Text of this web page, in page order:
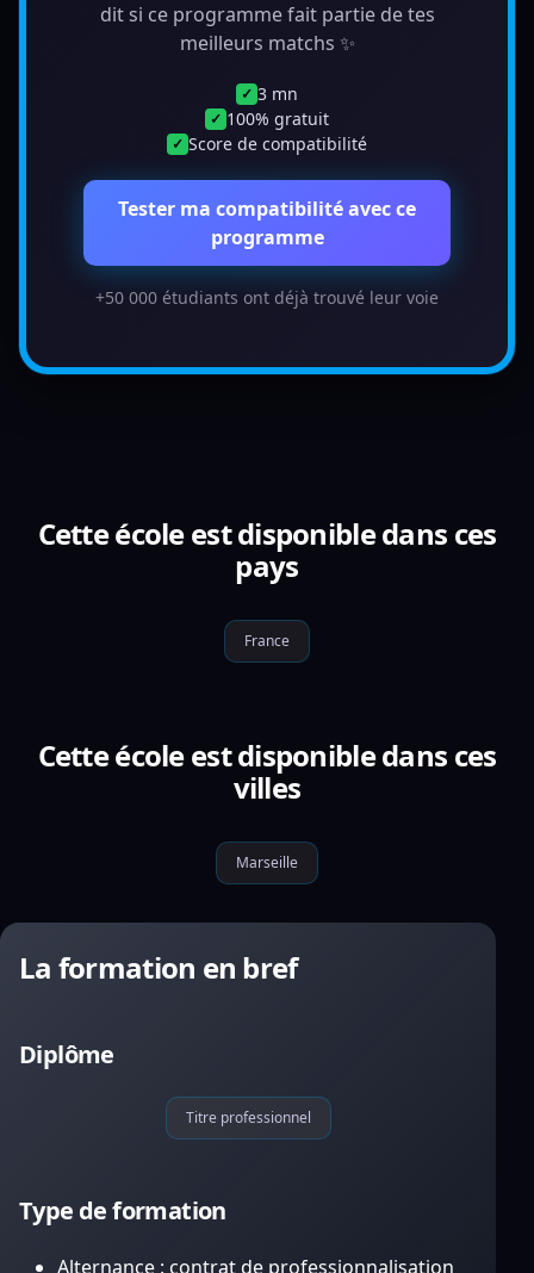
dit si ce programme fait partie de tes
meilleurs matchs ✨
✓ 3 mn
✓ 100% gratuit
✓ Score de compatibilité
Tester ma compatibilité avec ce
programme
+50 000 étudiants ont déjà trouvé leur voie
Cette école est disponible dans ces
pays
France
Cette école est disponible dans ces
villes
Marseille
La formation en bref
Diplôme
Titre professionnel
Type de formation
Alternance : contrat de professionnalisation